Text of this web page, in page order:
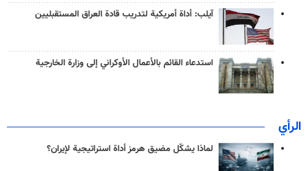
آيلب: أداة أمريكية لتدريب قادة العراق المستقبليين
استدعاء القائم بالأعمال الأوكراني إلى وزارة الخارجية
الرأي
لماذا يشكّل مضيق هرمز أداة استراتيجية لإيران؟